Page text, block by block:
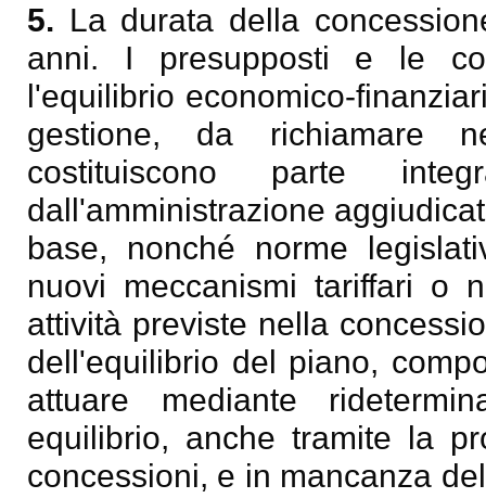
5. La durata della
anni. I presupposti e le
l'equilibrio economico-
gestione, da richiamare
costituiscono parte
dall'amministrazione
base, nonché norme
nuovi meccanismi tariffari o
attività previste nella
dell'equilibrio del piano,
attuare mediante
equilibrio, anche tramite la
concessioni, e in mancanza